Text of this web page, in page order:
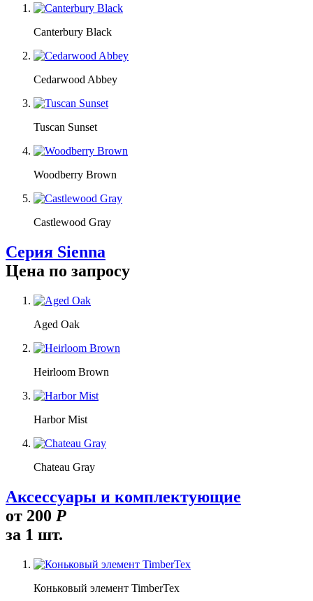
Canterbury Black
Cedarwood Abbey
Tuscan Sunset
Woodberry Brown
Castlewood Gray
Серия Sienna
Цена по запросу
Aged Oak
Heirloom Brown
Harbor Mist
Chateau Gray
Аксессуары и комплектующие
от 200 Р
за 1 шт.
Коньковый элемент TimberTex